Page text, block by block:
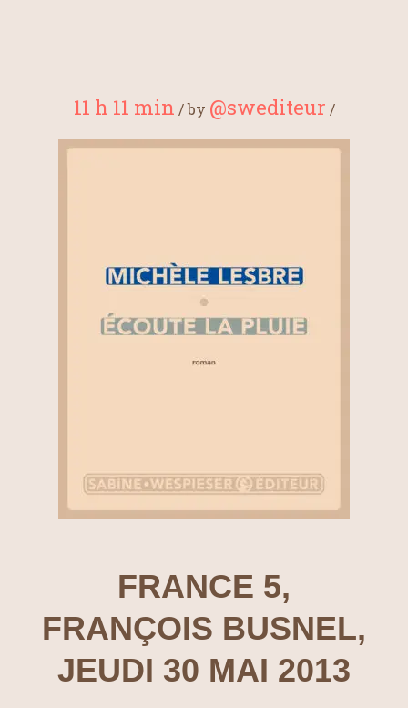
11 h 11 min /by @swediteur /
FRANCE 5,
FRANÇOIS BUSNEL,
JEUDI 30 MAI 2013